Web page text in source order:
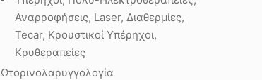
Αναρροφήσεις, Laser, Διαθερμίες,
Tecar, Κρουστικοί Υπέρηχοι,
Κρυθεραπείες
Ωτορινολαρυγγολογία